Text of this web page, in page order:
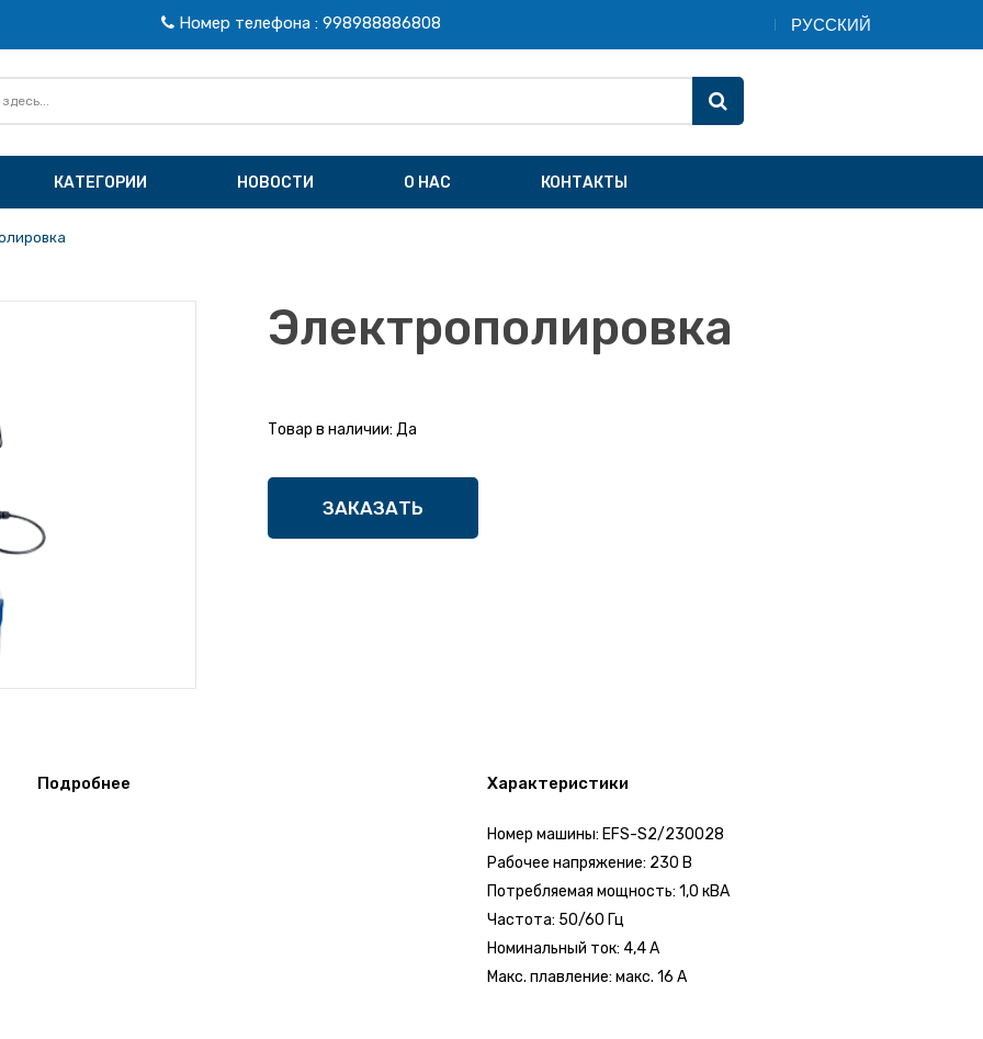
Номер телефона : 998988886808
КАТЕГОРИИ НОВОСТИ O HAC КОНТАКТЫ
Электрополировка
Товар в наличии: Да
ЗАКАЗАТЬ
Подробнее Характеристики
Номер машины: EFS-S2/230028
Рабочее напряжение: 230 В
Потребляемая мощность: 1,0 кВА
Частота: 50/60 Гц
Номинальный ток: 4,4 А
Макс. плавление: макс. 16 А